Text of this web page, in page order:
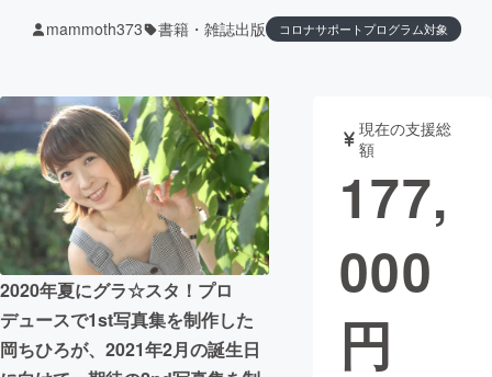
ジェクト
ターン
ジェクト
募集終了が近いプ
ロジェクト
もうすぐ公開
されます
アート・写真 音楽
テクノロジー・ガジェット ゲーム・サ
映像・映画
ビジネス・起業
まちづくり・地域活性化
mammoth373 書籍・雑誌出版 コロナサポートプログラム対象
2020年夏にグラ☆スタ！プロ
デュースで1st写真集を制作した
岡ちひろが、2021年2月の誕生日
現在の支援総
額
177,
000
円